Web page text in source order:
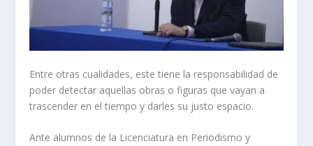
Entre otras cualidades, este tiene la responsabilidad de
poder detectar aquellas obras o figuras que vayan a
trascender en el tiempo y darles su justo espacio.
Ante alumnos de la Licenciatura en Periodismo y